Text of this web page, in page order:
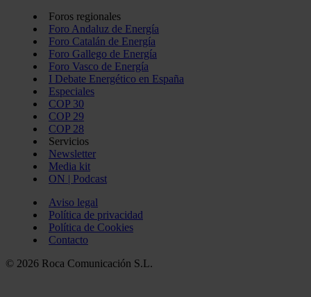
Foros regionales
Foro Andaluz de Energía
Foro Catalán de Energía
Foro Gallego de Energía
Foro Vasco de Energía
I Debate Energético en España
Especiales
COP 30
COP 29
COP 28
Servicios
Newsletter
Media kit
ON | Podcast
Aviso legal
Política de privacidad
Política de Cookies
Contacto
© 2026 Roca Comunicación S.L.